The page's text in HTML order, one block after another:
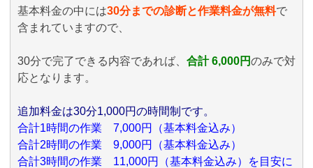
基本料金の中には30分までの診断と作業料金が無料で
含まれていますので、
30分で完了できる内容であれば、 合計 6,000円のみで対
応となります。
追加料金は30分1,000円の時間制です。
合計1時間の作業 7,000円（基本料金込み）
合計2時間の作業 9,000円（基本料金込み）
合計3時間の作業 11,000円（基本料金込み）を目安に